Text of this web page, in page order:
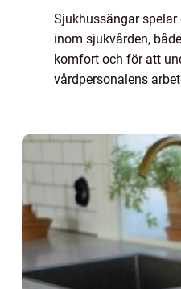
Sjukhussängar spelar
inom sjukvården,
komfort och för att
vårdpersonalens